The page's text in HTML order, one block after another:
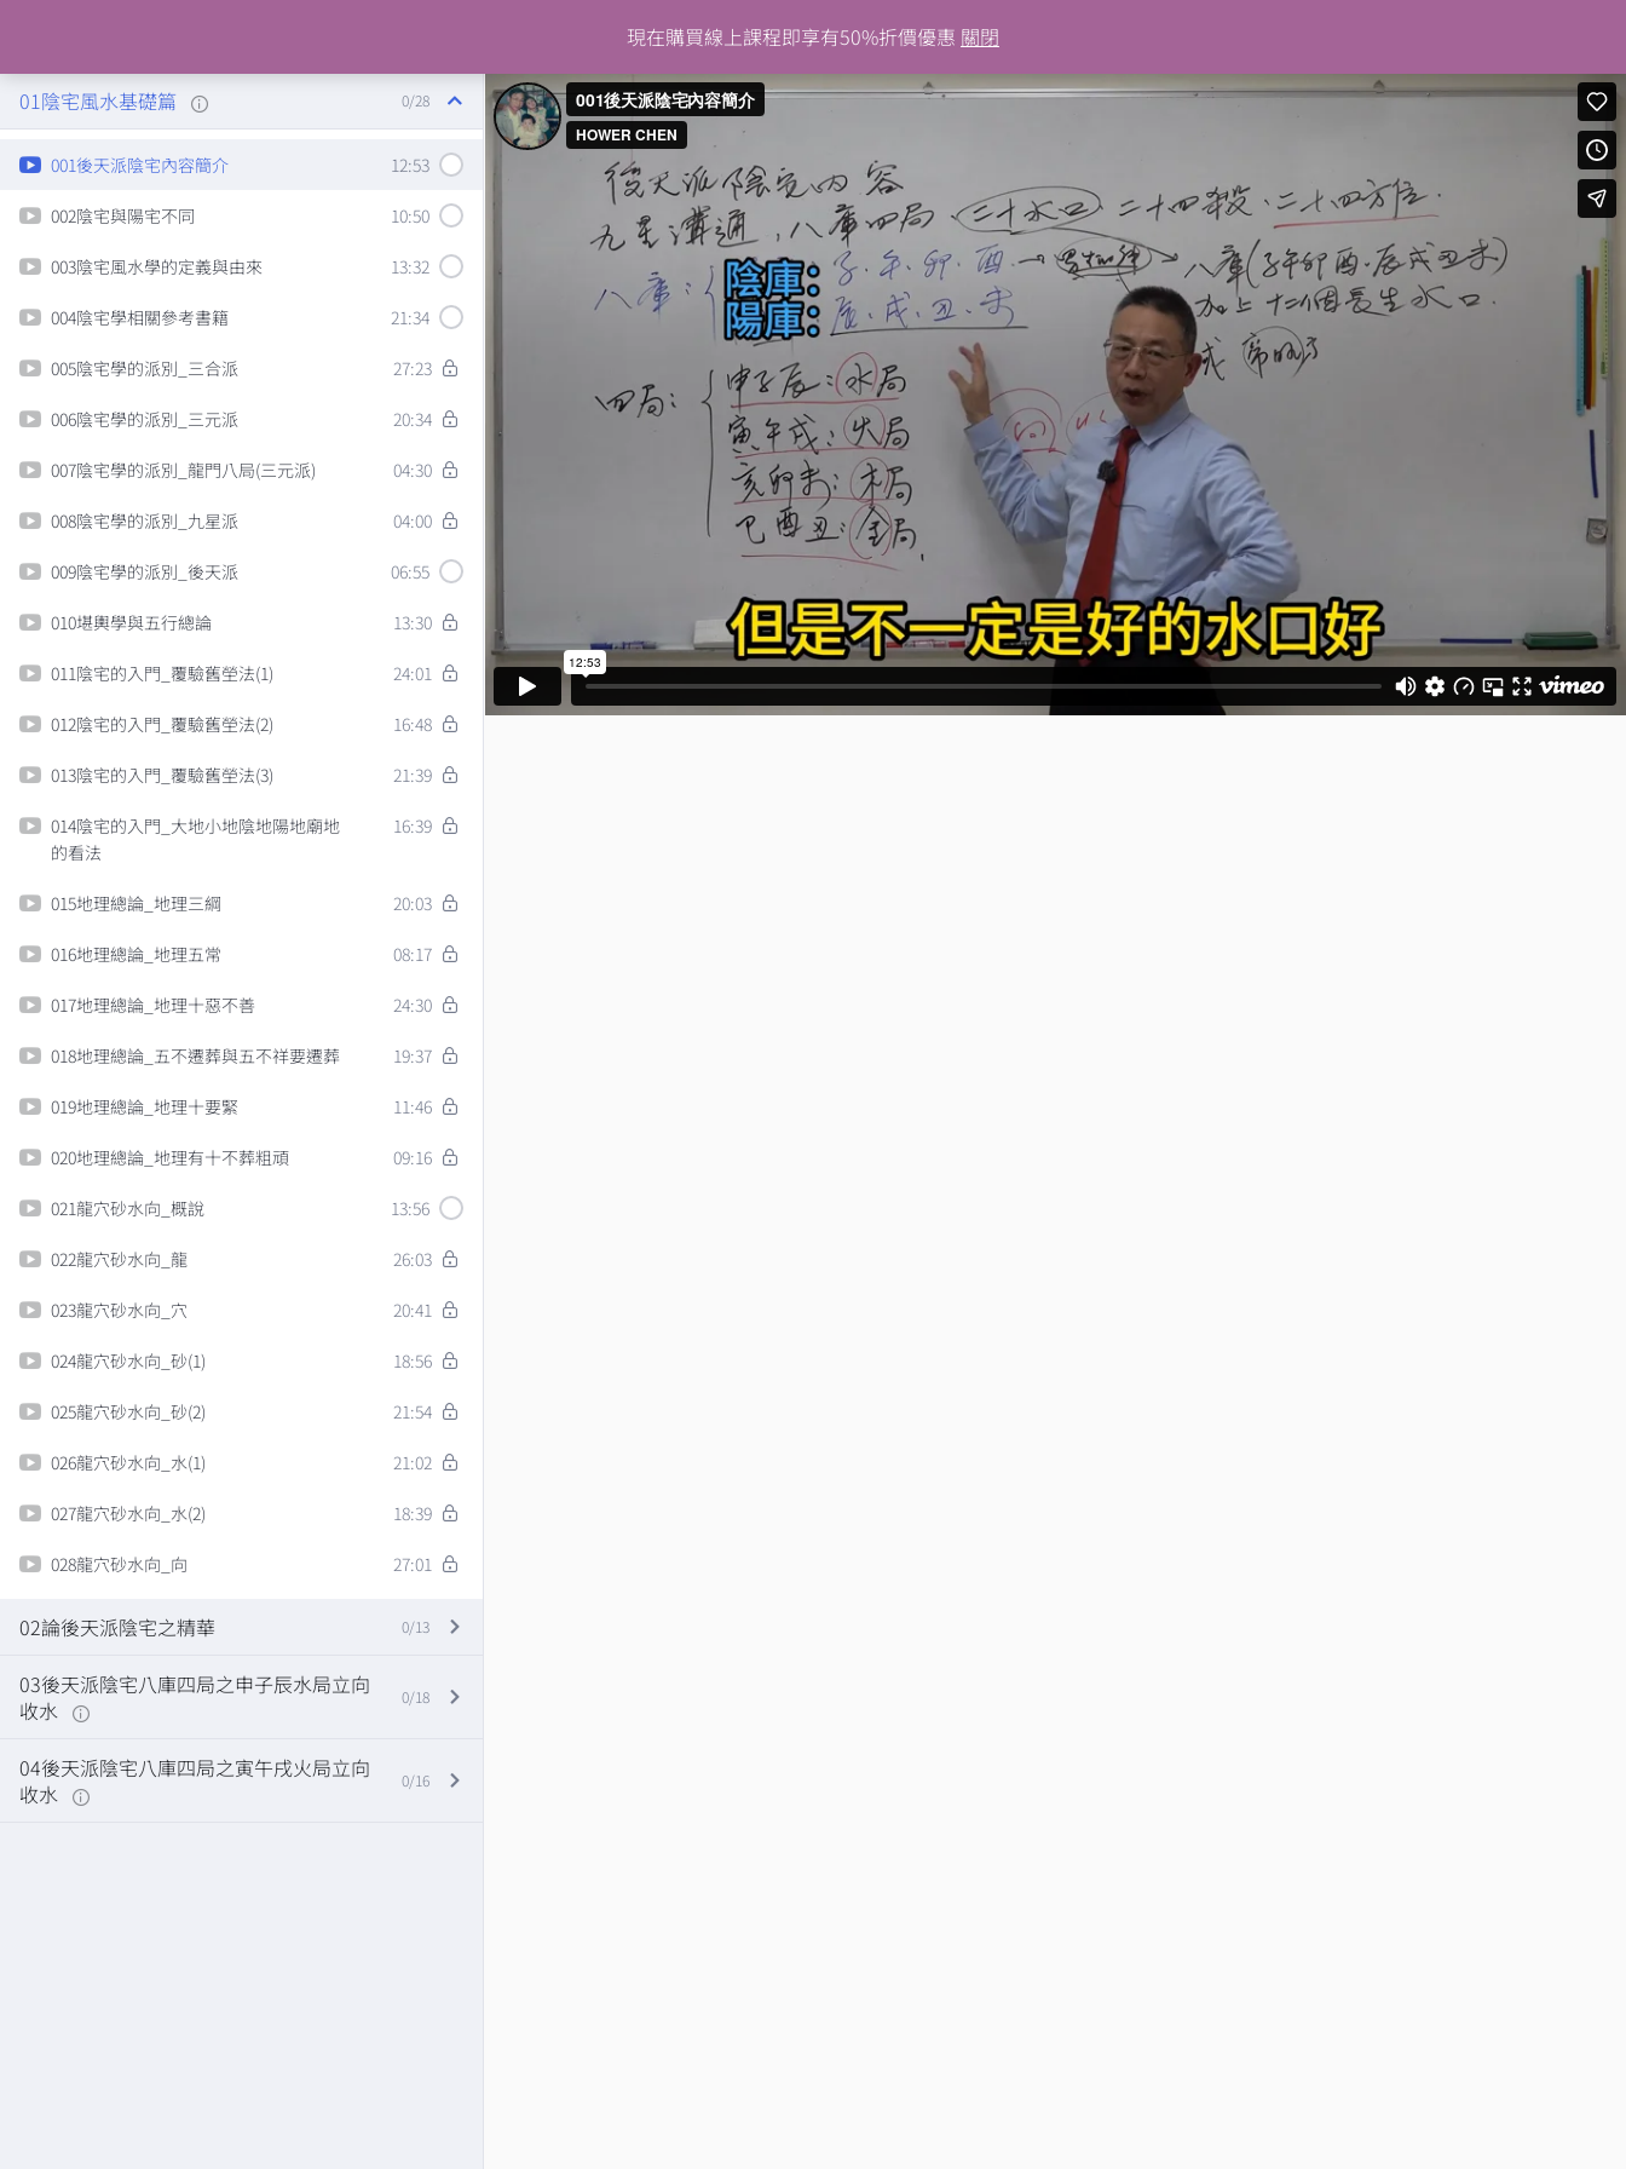
01陰宅風水基礎篇 0/28
001後天派陰宅內容簡介 12:53
002陰宅與陽宅不同 10:50
003陰宅風水學的定義與由來 13:32
004陰宅學相關參考書籍 21:34
005陰宅學的派別_三合派 27:23
006陰宅學的派別_三元派 20:34
007陰宅學的派別_龍門八局(三元派) 04:30
008陰宅學的派別_九星派 04:00
009陰宅學的派別_後天派 06:55
010堪輿學與五行總論 13:30
011陰宅的入門_覆驗舊塋法(1) 24:01
012陰宅的入門_覆驗舊塋法(2) 16:48
013陰宅的入門_覆驗舊塋法(3) 21:39
014陰宅的入門_大地小地陰地陽地廟地
的看法
16:39
015地理總論_地理三綱 20:03
016地理總論_地理五常 08:17
017地理總論_地理十惡不善 24:30
018地理總論_五不遷葬與五不祥要遷葬 19:37
019地理總論_地理十要緊 11:46
020地理總論_地理有十不葬粗頑 09:16
021龍穴砂水向_概說 13:56
022龍穴砂水向_龍 26:03
023龍穴砂水向_穴 20:41
024龍穴砂水向_砂(1) 18:56
025龍穴砂水向_砂(2) 21:54
026龍穴砂水向_水(1) 21:02
027龍穴砂水向_水(2) 18:39
028龍穴砂水向_向 27:01
02論後天派陰宅之精華 0/13
03後天派陰宅八庫四局之申子辰水局立向
收水
0/18
04後天派陰宅八庫四局之寅午戌火局立向
收水
0/16
後天派陰宅學【上】
現在購買線上課程即享有50%折價優惠 關閉